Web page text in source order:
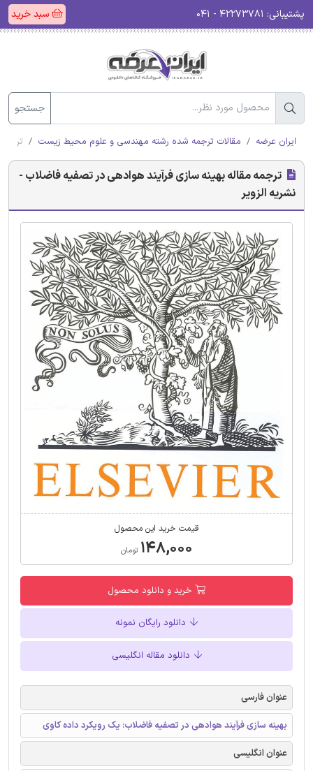
پشتیبانی: سبد خرید
جستجو
ایران عرضه مقالات ترجمه شده رشته مهندسی و علوم محیط زیست
ترجمه مقاله بهینه سازی فرآیند هوادهی در تصفیه فاضلاب -
نشریه الزویر
قیمت خرید این محصول
۱۴۸,۰۰۰ تومان
خرید و دانلود محصول
دانلود رایگان نمونه
دانلود مقاله انگلیسی
عنوان فارسی
بهینه سازی فرآیند هوادهی در تصفیه فاضلاب: یک رویکرد داده کاوی
عنوان انگلیسی